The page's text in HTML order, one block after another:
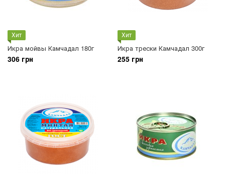
Хит
Икра мойвы Камчадал 180г
306 грн
Хит
Икра трески Камчадал 300г
255 грн